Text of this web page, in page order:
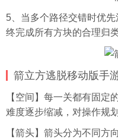
5、当多个路径交错时优
终完成所有方块的合理归类
箭立方逃脱移动版手
【空间】每一关都有固定
难度逐步缩减，对操作规
【箭头】箭头分为不同方